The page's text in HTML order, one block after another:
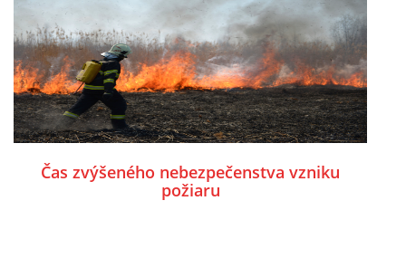
Čas zvýšeného nebezpečenstva vzniku
požiaru